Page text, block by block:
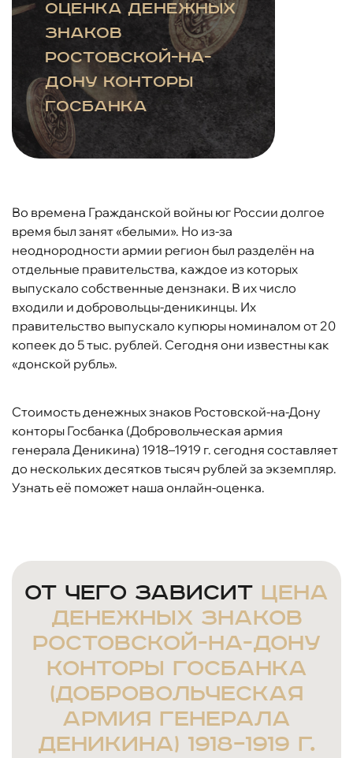
оценка денежных
знаков
Ростовской-на-
Дону конторы
Госбанка
Во времена Гражданской войны юг России долгое
время был занят «белыми». Но из-за
неоднородности армии регион был разделён на
отдельные правительства, каждое из которых
выпускало собственные дензнаки. В их число
входили и добровольцы-деникинцы. Их
правительство выпускало купюры номиналом от 20
копеек до 5 тыс. рублей. Сегодня они известны как
«донской рубль».
Стоимость денежных знаков Ростовской-на-Дону
конторы Госбанка (Добровольческая армия
генерала Деникина) 1918–1919 г. сегодня составляет
до нескольких десятков тысяч рублей за экземпляр.
Узнать её поможет наша онлайн-оценка.
От чего зависит цена
денежных знаков
Ростовской-на-Дону
конторы Госбанка
(Добровольческая
армия генерала
Деникина) 1918–1919 г.